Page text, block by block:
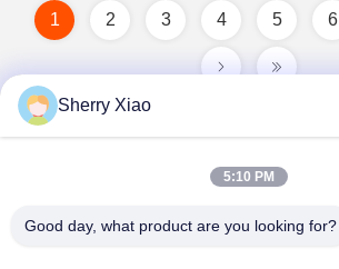
1 2 3 4 5 6
Sherry Xiao
5:10 PM
Good day, what product are you looking for?